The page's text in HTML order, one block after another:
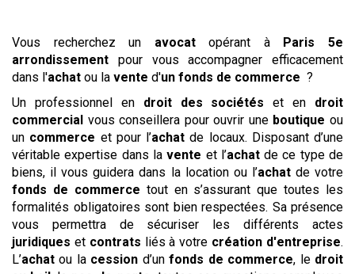
Vous recherchez un avocatopérant à
Paris 5e
arrondissement
pour vous accompagner efficacement
dans l'achat ou la vente d'un fonds de commerce ?
Un professionnel en droit des sociétés et en droit
commercial vous conseillera pour ouvrir une boutique ou
un commerce et pour l’achat de locaux. Disposant d’une
véritable expertise dans lavente et l’achatde ce type de
biens, il vous guidera dans la location ou l’achatde votre
fonds de commerce tout en s’assurant que toutes les
formalités obligatoires sont bien respectées. Sa présence
vous permettra de sécuriser les différents actes
juridiques et contrats liés à votre création d'entreprise.
L’achat ou la cession d’unfonds de commerce, le droit